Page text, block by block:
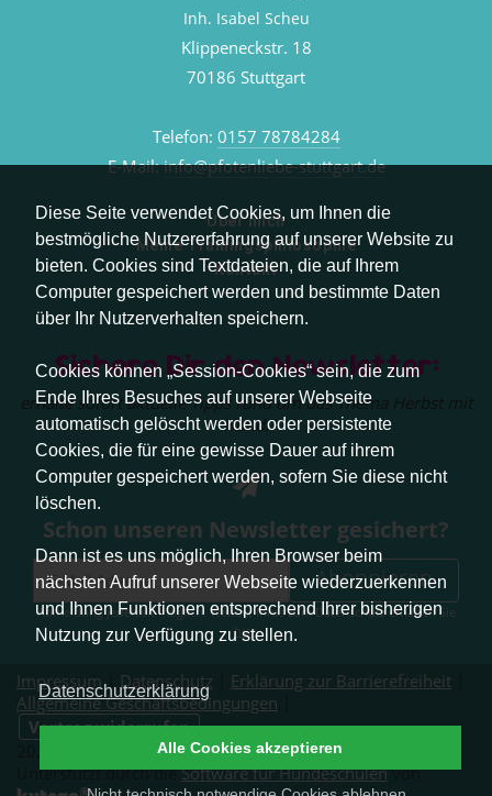
Diese Seite verwendet Cookies, um Ihnen die
bestmögliche Nutzererfahrung auf unserer Website zu
bieten. Cookies sind Textdateien, die auf Ihrem
Computer gespeichert werden und bestimmte Daten
über Ihr Nutzerverhalten speichern.
Cookies können „Session-Cookies“ sein, die zum
Ende Ihres Besuches auf unserer Webseite
automatisch gelöscht werden oder persistente
Cookies, die für eine gewisse Dauer auf ihrem
Computer gespeichert werden, sofern Sie diese nicht
löschen.
Dann ist es uns möglich, Ihren Browser beim
nächsten Aufruf unserer Webseite wiederzuerkennen
und Ihnen Funktionen entsprechend Ihrer bisherigen
Nutzung zur Verfügung zu stellen.
Datenschutzerklärung
Alle Cookies akzeptieren
Inh. Isabel Scheu
Klippeneckstr. 18
70186 Stuttgart
Telefon: 0157 78784284
E-Mail:info@pfotenliebe-stuttgart.de
Über mich
Meine Trainingsphilosophie
Kontakt
Sichere Dir den Newsletter:
erhalte sofort aktuelle Tipps rund um das Thema Herbst mit
Hund.
Schon unseren Newsletter gesichert?
Abonnieren
Abmeldung jederzeit möglich. Weitere Infos zum Datenschutz erhalten Sie
hier.
Impressum| Datenschutz Erklärung zur Barrierefreiheit
Allgemeine Geschäftsbedingungen
Vertrag widerrufen
2026 © Pfotenliebe Stuttgart. Alle Rechte vorbehalten.
Unterstützt durch dieSoftware für Hundeschulenvon